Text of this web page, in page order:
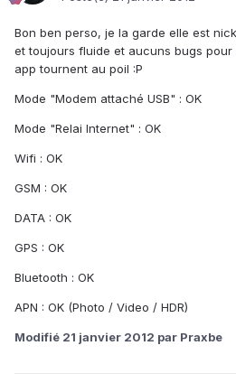
Bon ben perso, je la garde elle est
et toujours fluide et aucuns bugs pour
app tournent au poil :P
Mode "Modem attaché USB" : OK
Mode "Relai Internet" : OK
Wifi : OK
GSM : OK
DATA : OK
GPS : OK
Bluetooth : OK
APN : OK (Photo / Video / HDR)
Modifié 21 janvier 2012 par Praxbe